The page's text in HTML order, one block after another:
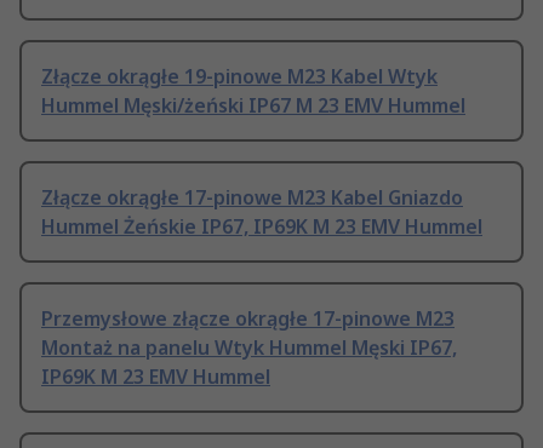
Złącze okrągłe 19-pinowe M23 Kabel Wtyk
Hummel Męski/żeński IP67 M 23 EMV Hummel
Złącze okrągłe 17-pinowe M23 Kabel Gniazdo
Hummel Żeńskie IP67, IP69K M 23 EMV Hummel
Przemysłowe złącze okrągłe 17-pinowe M23
Montaż na panelu Wtyk Hummel Męski IP67,
IP69K M 23 EMV Hummel